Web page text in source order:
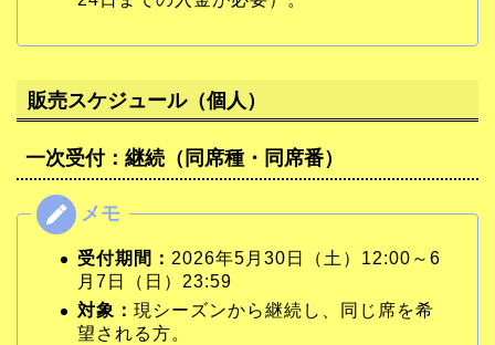
販売スケジュール（個人）
一次受付：継続（同席種・同席番）
受付期間： 2026年5月30日（土）12:00～6
月7日（日）23:59
対象： 現シーズンから継続し、同じ席を希
望される方。